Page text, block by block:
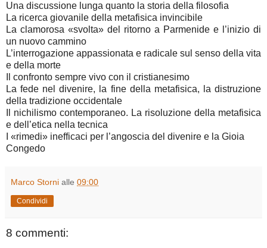
Una discussione lunga quanto la storia della filosofia
La ricerca giovanile della metafisica invincibile
La clamorosa «svolta» del ritorno a Parmenide e l’inizio di
un nuovo cammino
L’interrogazione appassionata e radicale sul senso della vita
e della morte
Il confronto sempre vivo con il cristianesimo
La fede nel divenire, la fine della metafisica, la distruzione
della tradizione occidentale
Il nichilismo contemporaneo. La risoluzione della metafisica
e dell’etica nella tecnica
I «rimedi» inefficaci per l’angoscia del divenire e la Gioia
Congedo
Marco Storni alle 09:00
Condividi
8 commenti: